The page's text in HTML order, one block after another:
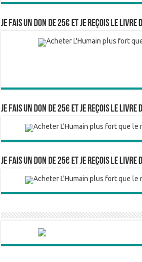
Je fais un don de 25€ et je reçois le livre
Je fais un don de 25€ et je reçois le livre
Je fais un don de 25€ et je reçois le livre